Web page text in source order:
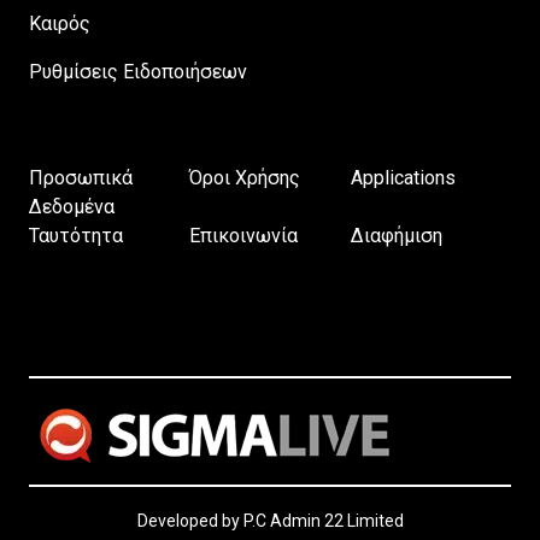
Καιρός
Ρυθμίσεις Ειδοποιήσεων
Προσωπικά
Δεδομένα
Όροι Χρήσης Applications
Ταυτότητα Επικοινωνία Διαφήμιση
Developed by P.C Admin 22 Limited